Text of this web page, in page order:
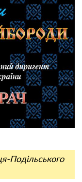
Подільського